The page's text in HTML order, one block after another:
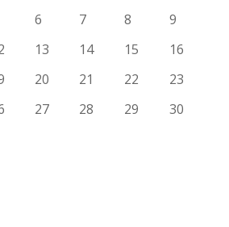
6 7 8
9
13 14 15
16
20 21 22
23
27 28 29
30